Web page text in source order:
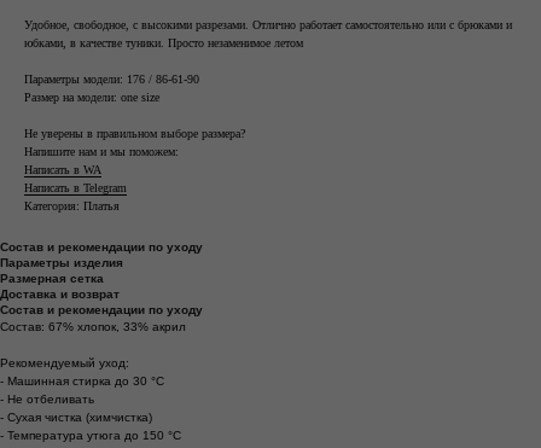
Удобное, свободное, с высокими разрезами. Отлично работает самостоятельно или с брюками и
юбками, в качестве туники. Просто незаменимое летом
Параметры модели: 176 / 86-61-90
Размер на модели: one size
Не уверены в правильном выборе размера?
Напишите нам и мы поможем:
Написать в WA
Написать в Telegram
Категория: Платья
Состав и рекомендации по уходу
Параметры изделия
Размерная сетка
Доставка и возврат
Состав и рекомендации по уходу
Состав: 67% хлопок, 33% акрил
Рекомендуемый уход:
- Машинная стирка до 30 °C
- Не отбеливать
- Сухая чистка (химчистка)
- Температура утюга до 150 °C